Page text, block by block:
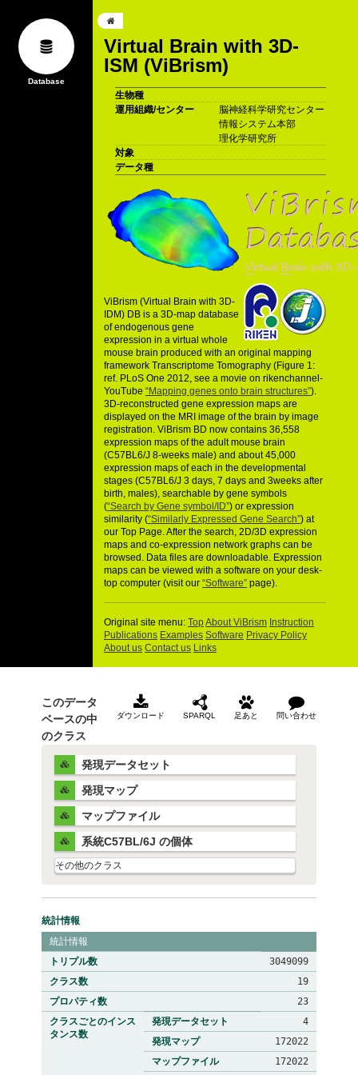
Virtual Brain with 3D-
ISM (ViBrism)
生物種
運用組織/センター
脳神経科学研究センター
情報システム本部
理化学研究所
対象
データ種
ViBrism (Virtual Brain with 3D-
IDM) DB is a 3D-map database
of endogenous gene
expression in a virtual whole
mouse brain produced with an original mapping
framework Transcriptome Tomography (Figure 1:
ref. PLoS One 2012, see a movie on rikenchannel-
YouTube “Mapping genes onto brain structures”).
3D-reconstructed gene expression maps are
displayed on the MRI image of the brain by image
registration. ViBrism BD now contains 36,558
expression maps of the adult mouse brain
(C57BL6/J 8-weeks male) and about 45,000
expression maps of each in the developmental
stages (C57BL6/J 3 days, 7 days and 3weeks after
birth, males), searchable by gene symbols
(“Search by Gene symbol/ID”) or expression
similarity (“Similarly Expressed Gene Search”) at
our Top Page. After the search, 2D/3D expression
maps and co-expression network graphs can be
browsed. Data files are downloadable. Expression
maps can be viewed with a software on your desk-
top computer (visit our “Software” page).
Original site menu: TopAbout ViBrism Instruction
Publications Examples Software Privacy Policy
About us Contact us Links
ダウンロード SPARQL 足あと 問い合わせ
このデータ
ベースの中
のクラス
発現データセット
発現マップ
マップファイル
系統C57BL/6J の個体
統計情報
統計情報
トリプル数
3049099
クラス数
19
プロパティ数
23
クラスごとのインス
タンス数
発現データセット
4
発現マップ
172022
マップファイル
172022